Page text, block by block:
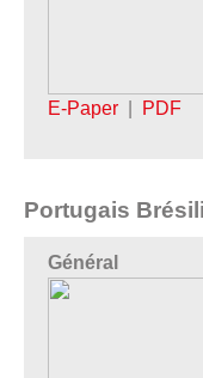
E-Paper PDF
Portugais
Général